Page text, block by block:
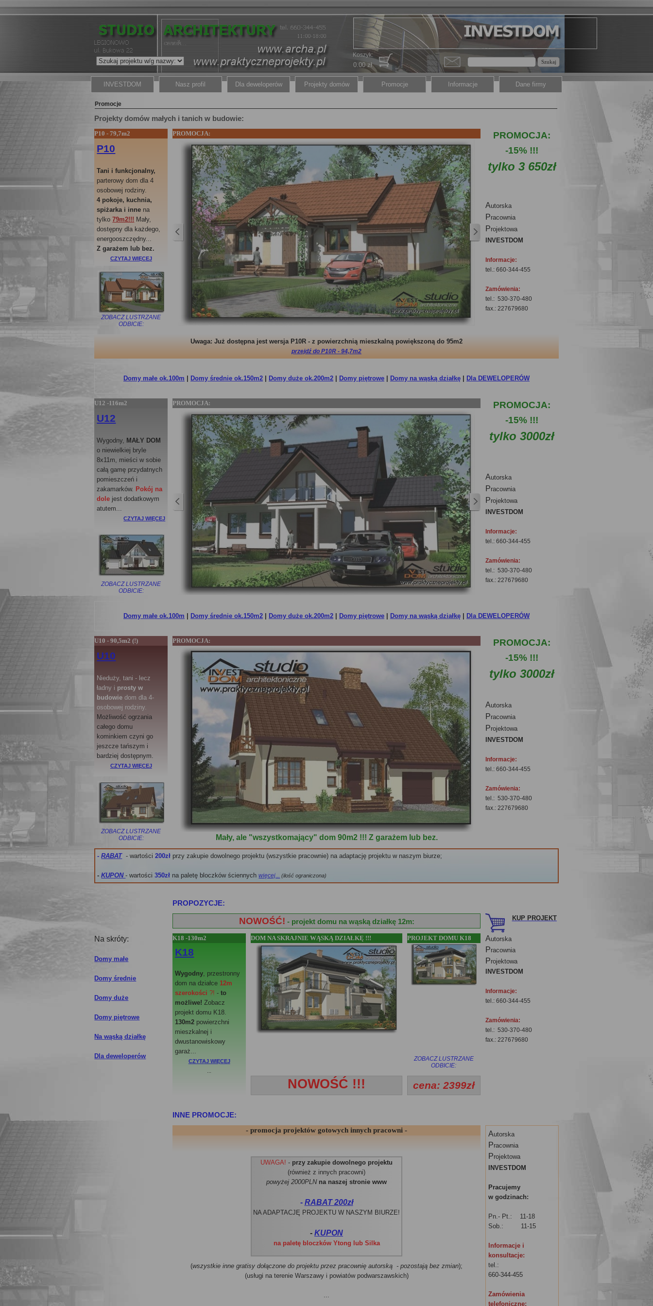
Szukaj
INVESTDOM Nasz profil Dla deweloperów Projekty domów Promocje Informacje Dane firmy
0.00 zł
Koszyk:
Promocje
Projekty domów małych i tanich w budowie:
P10 - 79,7m2
P10
Tani i funkcjonalny,
parterowy dom dla 4
osobowej rodziny.
4 pokoje, kuchnia,
spiżarka i inne na
tylko79m2!!! Mały,
dostępny dla każdego,
energooszczędny...
Z garażem lub bez.
CZYTAJ WIĘCEJ
ZOBACZ LUSTRZANE
ODBICIE:
PROMOCJA:
PROMOCJA:
-15% !!!
tylko 3 650zł
Autorska
Pracownia
Projektowa
INVESTDOM
Informacje:
tel.: 660-344-455
Zamówienia:
tel.: 530-370-480
fax.: 227679680
Uwaga: Już dostępna jest wersja P10R - z powierzchnią mieszkalną powiększoną do 95m2
przejdź do P10R - 94,7m2
Domy małe ok.100m Domy średnie ok.150m2 Domy duże ok.200m2 Domy piętrowe Domy na wąską działkę Dla DEWELOPERÓW
U12 -116m2
U12
Wygodny, MAŁY DOM
o niewielkiej bryle
8x11m, mieści w sobie
całą gamę przydatnych
pomieszczeń i
zakamarków. Pokój na
dole jest dodatkowym
atutem...
CZYTAJ WIĘCEJ
ZOBACZ LUSTRZANE
ODBICIE:
PROMOCJA:
PROMOCJA:
-15% !!!
tylko 3000zł
Autorska
Pracownia
Projektowa
INVESTDOM
Informacje:
tel.: 660-344-455
Zamówienia:
tel.: 530-370-480
fax.: 227679680
Domy małe ok.100m Domy średnie ok.150m2 Domy duże ok.200m2 Domy piętrowe Domy na wąską działkę Dla DEWELOPERÓW
U10 - 90,5m2 (!)
U10
Nieduży, tani - lecz
ładny i prosty w
budowie dom dla 4-
osobowej rodziny.
Możliwość ogrzania
całego domu
kominkiem czyni go
jeszcze tańszym i
bardziej dostępnym.
CZYTAJ WIĘCEJ
ZOBACZ LUSTRZANE
ODBICIE:
PROMOCJA:
Mały, ale "wszystkomający" dom 90m2 !!! Z garażem lub bez.
PROMOCJA:
-15% !!!
tylko 3000zł
Autorska
Pracownia
Projektowa
INVESTDOM
Informacje:
tel.: 660-344-455
Zamówienia:
tel.: 530-370-480
fax.: 227679680
-RABAT- wartości 200zł przy zakupie dowolnego projektu (wszystkie pracownie) na adaptację projektu w naszym biurze;
-KUPON- wartości350zł na paletę bloczków ściennychwięcej... (ilość ograniczona)
PROPOZYCJE:
NOWOŚĆ! - projekt domu na wąską działkę 12m:
Na skróty:
Domy małe
Domy średnie
Domy duże
Domy piętrowe
Na wąską działkę
Dla deweloperów
K18 -130m2
K18
Wygodny, przestronny
dom na działce 12m
szerokości ?! - to
możliwe! Zobacz
projekt domu K18.
130m2 powierzchni
mieszkalnej i
dwustanowiskowy
garaż...
CZYTAJ WIĘCEJ
DOM NA SKRAJNIE WĄSKĄ DZIAŁKĘ !!! PROJEKT DOMU K18
ZOBACZ LUSTRZANE
ODBICIE:
NOWOŚĆ !!! cena: 2399zł
KUP PROJEKT
Autorska
Pracownia
Projektowa
INVESTDOM
Informacje:
tel.: 660-344-455
Zamówienia:
tel.: 530-370-480
fax.: 227679680
INNE PROMOCJE:
- promocja projektów gotowych innych pracowni -
UWAGA! - przy zakupie dowolnego projektu
(również z innych pracowni)
powyżej 2000PLNna naszej stronie www
- RABAT 200zł
NA ADAPTACJĘ PROJEKTU W NASZYM BIURZE!
- KUPON
na paletę bloczków Ytong lub Silka
(wszystkie inne gratisy dołączone do projektu przez pracownię autorską - pozostają bez zmian);
(usługi na terenie Warszawy i powiatów podwarszawskich)
...
Autorska
Pracownia
Projektowa
INVESTDOM
Pracujemy
w godzinach:
Pn.- Pt.: 11-18
Sob.: 11-15
Informacje i
konsultacje:
tel.:
660-344-455
Zamówienia
telefoniczne: